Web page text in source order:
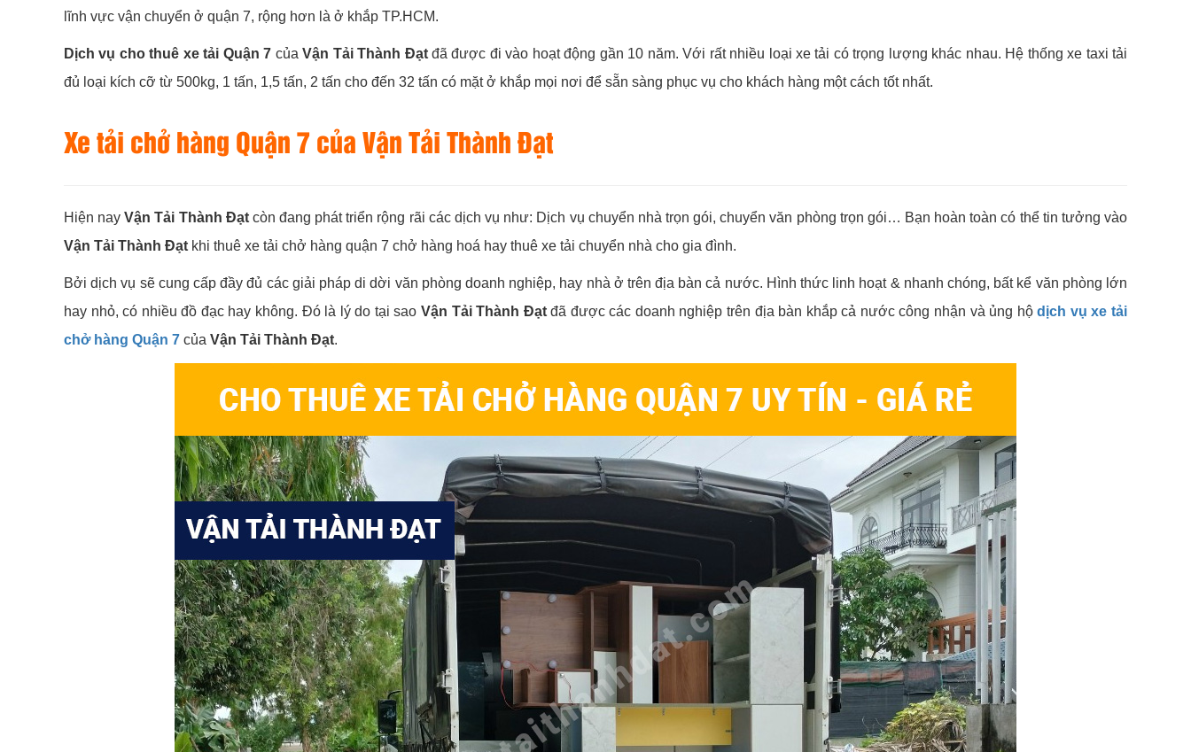
lĩnh vực vận chuyển ở quận 7, rộng hơn là ở khắp TP.HCM.
Dịch vụ cho thuê xe tải Quận 7 củaVận Tải Thành Đạtđã được đi vào hoạt động gần 10 năm. Với rất nhiều loại xe tải có trọng lượng khác nhau. Hệ thống xe taxi tải
đủ loại kích cỡ từ 500kg, 1 tấn, 1,5 tấn, 2 tấn cho đến 32 tấn có mặt ở khắp mọi nơi để sẵn sàng phục vụ cho khách hàng một cách tốt nhất.
Xe tải chở hàng Quận 7 củaVận Tải Thành Đạt
Hiện nayVận Tải Thành Đạtcòn đang phát triển rộng rãi các dịch vụ như: Dịch vụ chuyển nhà trọn gói, chuyển văn phòng trọn gói… Bạn hoàn toàn có thể tin tưởng vào
Vận Tải Thành Đạt khi thuê xe tải chở hàng quận 7 chở hàng hoá hay thuê xe tải chuyển nhà cho gia đình.
Bởi dịch vụ sẽ cung cấp đầy đủ các giải pháp di dời văn phòng doanh nghiệp, hay nhà ở trên địa bàn cả nước. Hình thức linh hoạt & nhanh chóng, bất kể văn phòng lớn
hay nhỏ, có nhiều đồ đạc hay không. Đó là lý do tại sao Vận Tải Thành Đạtđã được các doanh nghiệp trên địa bàn khắp cả nước công nhận và ủng hộdịch vụ xe tải
chở hàng Quận 7 của Vận Tải Thành Đạt.